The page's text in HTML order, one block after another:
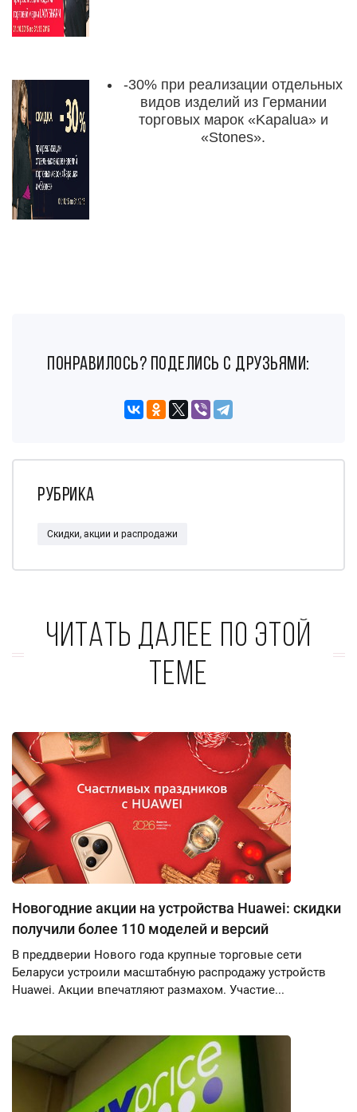
-30% при реализации отдельных
видов изделий из Германии
торговых марок «Kapalua» и
«Stones».
понравилось? поделись с друзьями:
Рубрика
Скидки, акции и распродажи
Читать далее по этой
теме
Новогодние акции на устройства Huawei: скидки
получили более 110 моделей и версий
В преддверии Нового года крупные торговые сети
Беларуси устроили масштабную распродажу устройств
Huawei. Акции впечатляют размахом. Участие...